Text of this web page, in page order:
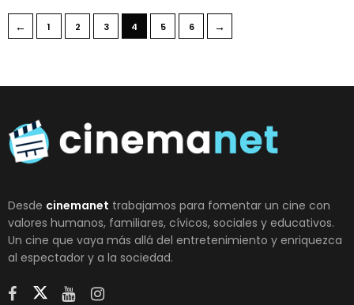
← 1 2 3 4 5 6 →
Desde cinemanet trabajamos para fomentar un cine con
valores humanos, familiares, cívicos, sociales y educativos.
Un cine que vaya más allá del entretenimiento y enriquezca
al espectador y a la sociedad.